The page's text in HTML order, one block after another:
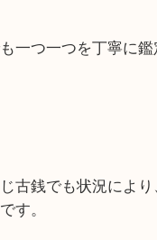
です。
も一つ一つを丁寧